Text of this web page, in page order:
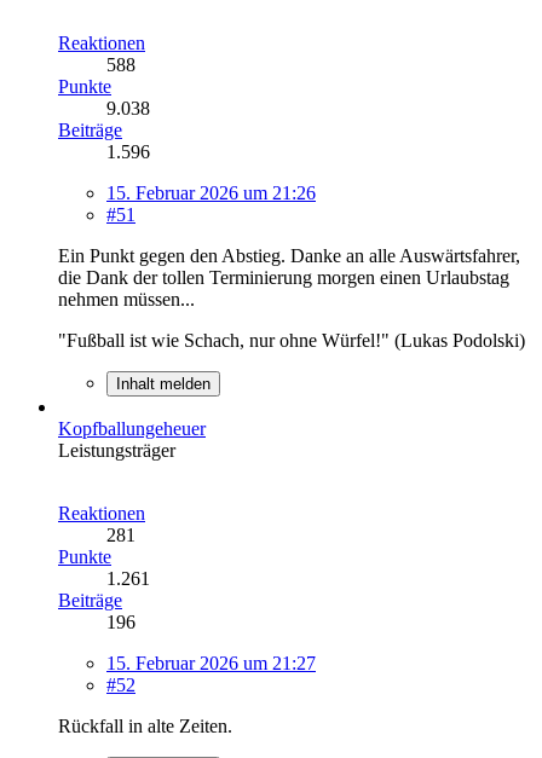
Reaktionen
588
Punkte
9.038
Beiträge
1.596
15. Februar 2026 um 21:26
#51
Ein Punkt gegen den Abstieg. Danke an alle Auswärtsfahrer,
die Dank der tollen Terminierung morgen einen Urlaubstag
nehmen müssen...
"Fußball ist wie Schach, nur ohne Würfel!" (Lukas Podolski)
Inhalt melden
Kopfballungeheuer
Leistungsträger
Reaktionen
281
Punkte
1.261
Beiträge
196
15. Februar 2026 um 21:27
#52
Rückfall in alte Zeiten.